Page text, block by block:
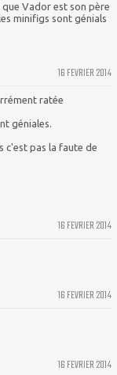
Vador est son père
minifigs sont génials
16 FEVRIER 2014
ratée
géniales.
c'est pas la faute de
16 FEVRIER 2014
16 FEVRIER 2014
16 FEVRIER 2014